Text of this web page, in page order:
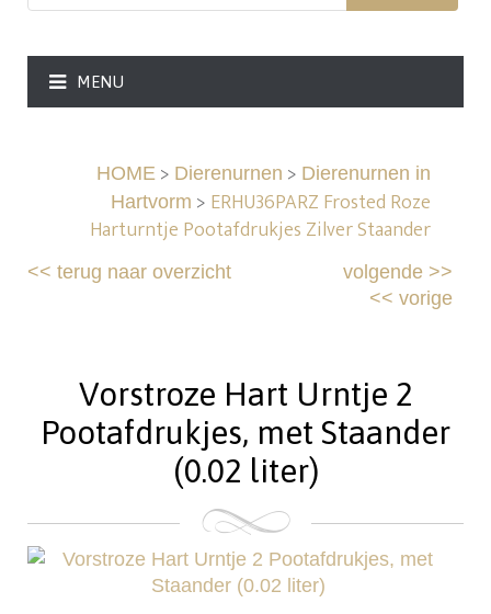
MENU
HOME> Dierenurnen > Dierenurnen in
Hartvorm > ERHU36PARZ Frosted Roze
Harturntje Pootafdrukjes Zilver Staander
<<terug naar overzicht volgende>>
<< vorige
Vorstroze Hart Urntje 2
Pootafdrukjes, met Staander
(0.02 liter)